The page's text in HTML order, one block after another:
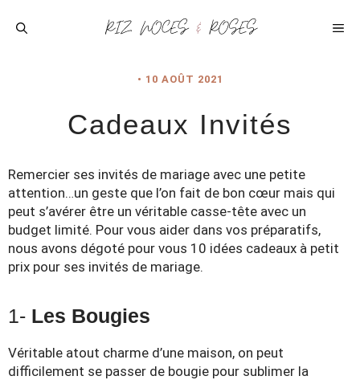
• 10 AOÛT 2021
Cadeaux Invités
Remercier ses invités de mariage avec une petite
attention…un geste que l’on fait de bon cœur mais qui
peut s’avérer être un véritable casse-tête avec un
budget limité. Pour vous aider dans vos préparatifs,
nous avons dégoté pour vous 10 idées cadeaux à petit
prix pour ses invités de mariage.
1- Les Bougies
Véritable atout charme d’une maison, on peut
difficilement se passer de bougie pour sublimer la